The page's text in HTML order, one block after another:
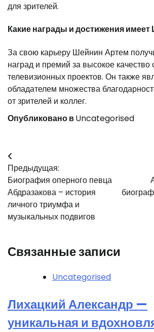
для зрителей.
Какие награды и достижения
За свою карьеру Шейнин Артем
наград и премий за высокое качество
телевизионных проектов. Он также
обладателем множества
от зрителей и коллег.
Опубликовано вUncategorised
Навигация
по
записям
Предыдущая:
Биография оперного певца
Абдразакова – история
личного триумфа и
музыкальных подвигов
Связанные записи
Uncategorised
Лихацкий Александр —
уникальная и